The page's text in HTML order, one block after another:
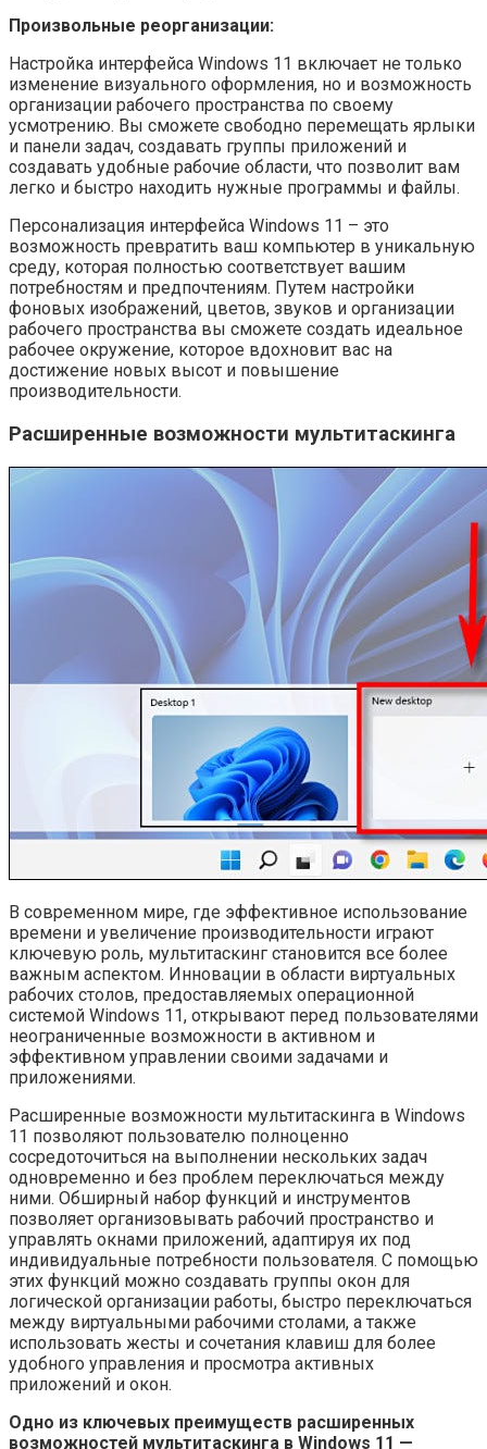
Произвольные реорганизации:
Настройка интерфейса Windows 11 включает не только
изменение визуального оформления, но и возможность
организации рабочего пространства по своему
усмотрению. Вы сможете свободно перемещать ярлыки
и панели задач, создавать группы приложений и
создавать удобные рабочие области, что позволит вам
легко и быстро находить нужные программы и файлы.
Персонализация интерфейса Windows 11 – это
возможность превратить ваш компьютер в уникальную
среду, которая полностью соответствует вашим
потребностям и предпочтениям. Путем настройки
фоновых изображений, цветов, звуков и организации
рабочего пространства вы сможете создать идеальное
рабочее окружение, которое вдохновит вас на
достижение новых высот и повышение
производительности.
Расширенные возможности мультитаскинга
В современном мире, где эффективное использование
времени и увеличение производительности играют
ключевую роль, мультитаскинг становится все более
важным аспектом. Инновации в области виртуальных
рабочих столов, предоставляемых операционной
системой Windows 11, открывают перед пользователями
неограниченные возможности в активном и
эффективном управлении своими задачами и
приложениями.
Расширенные возможности мультитаскинга в Windows
11 позволяют пользователю полноценно
сосредоточиться на выполнении нескольких задач
одновременно и без проблем переключаться между
ними. Обширный набор функций и инструментов
позволяет организовывать рабочий пространство и
управлять окнами приложений, адаптируя их под
индивидуальные потребности пользователя. С помощью
этих функций можно создавать группы окон для
логической организации работы, быстро переключаться
между виртуальными рабочими столами, а также
использовать жесты и сочетания клавиш для более
удобного управления и просмотра активных
приложений и окон.
Одно из ключевых преимуществ расширенных
возможностей мультитаскинга в Windows 11 —